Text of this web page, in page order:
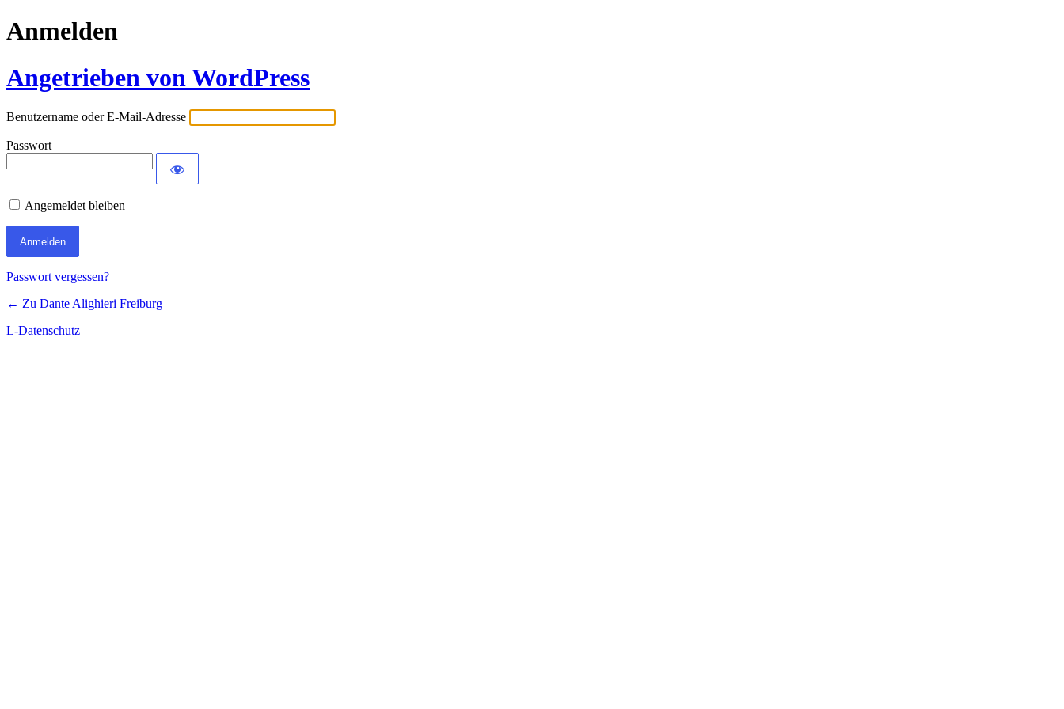
Anmelden
Angetrieben von WordPress
Benutzername oder E-Mail-Adresse
Passwort
Angemeldet bleiben
Passwort vergessen?
← Zu Dante Alighieri Freiburg
L-Datenschutz